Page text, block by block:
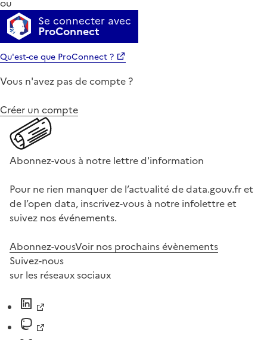
Se connecter avec
ProConnect
Qu'est-ce que ProConnect ?
Vous n'avez pas de compte ?
Créer un compte
Abonnez-vous à notre lettre d'information
Pour ne rien manquer de l’actualité de data.gouv.fr et
de l’open data, inscrivez-vous à notre infolettre et
suivez nos événements.
Abonnez-vousVoir nos prochains évènements
Suivez-nous
sur les réseaux sociaux